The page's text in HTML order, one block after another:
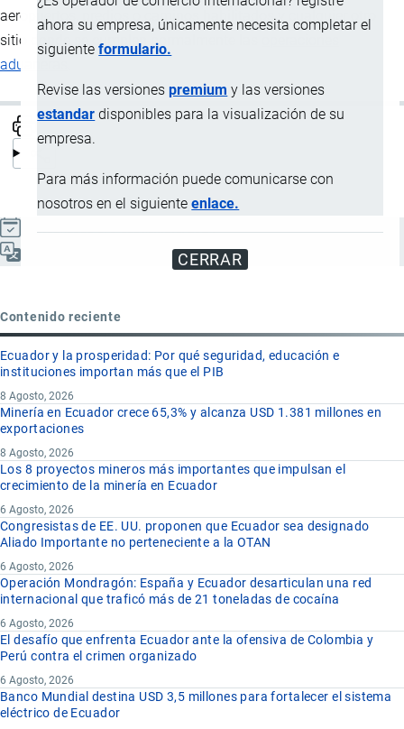
ahora su empresa, únicamente necesita completar el
siguienteformulario.
Revise las versionespremium y las versiones
estandar disponibles para la visualización de su
empresa.
Para más información puede comunicarse con
nosotros en el siguienteenlace.
CERRAR
aeropuertos, predios o caminos habilitados y cualquier otro
sitio donde se cumplen normalmente las
aduaneras
Contenido reciente
Ecuador y la prosperidad: Por qué seguridad, educación e
instituciones importan más que el PIB
8 Agosto, 2026
Minería en Ecuador crece 65,3% y alcanza USD 1.381 millones en
exportaciones
8 Agosto, 2026
Los 8 proyectos mineros más importantes que impulsan el
crecimiento de la minería en Ecuador
6 Agosto, 2026
Congresistas de EE. UU. proponen que Ecuador sea designado
Aliado Importante no perteneciente a la OTAN
6 Agosto, 2026
Operación Mondragón: España y Ecuador desarticulan una red
internacional que traficó más de 21 toneladas de cocaína
6 Agosto, 2026
El desafío que enfrenta Ecuador ante la ofensiva de Colombia y
Perú contra el crimen organizado
6 Agosto, 2026
Banco Mundial destina USD 3,5 millones para fortalecer el sistema
eléctrico de Ecuador